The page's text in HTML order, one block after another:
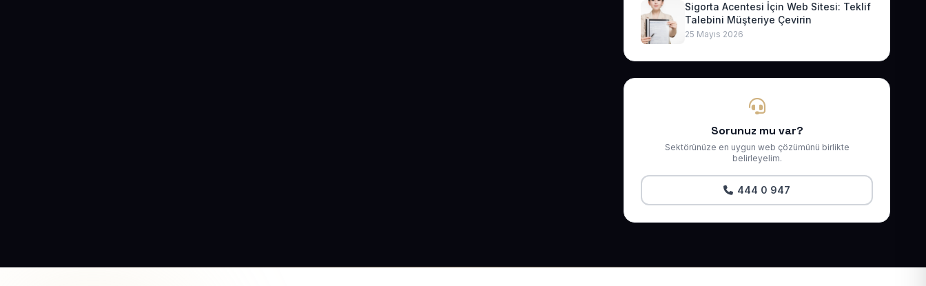
Sigorta Acentesi İçin Web Sitesi: Teklif
Talebini Müşteriye Çevirin
25 Mayıs 2026
Sorunuz mu var?
Sektörünüze en uygun web çözümünü birlikte
belirleyelim.
444 0 947